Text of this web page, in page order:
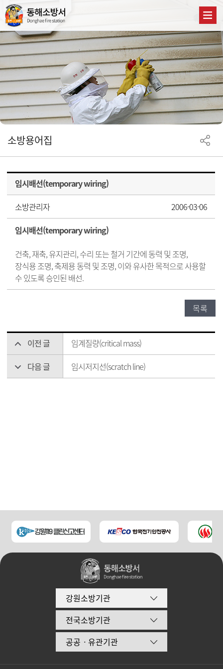
소방용어집
임시배선(temporary wiring)
소방관리자
2006-03-06
임시배선(temporary wiring)
건축, 재축, 유지관리, 수리 또는 철거 기간에 동력 및 조명,
장식용 조명, 축제용 동력 및 조명, 이와 유사한 목적으로 사용할
수 있도록 승인된 배선.
목록
이전 글
임계질량(critical mass)
다음 글
임시저지선(scratch line)
강원소방기관
전국소방기관
공공ㆍ유관기관